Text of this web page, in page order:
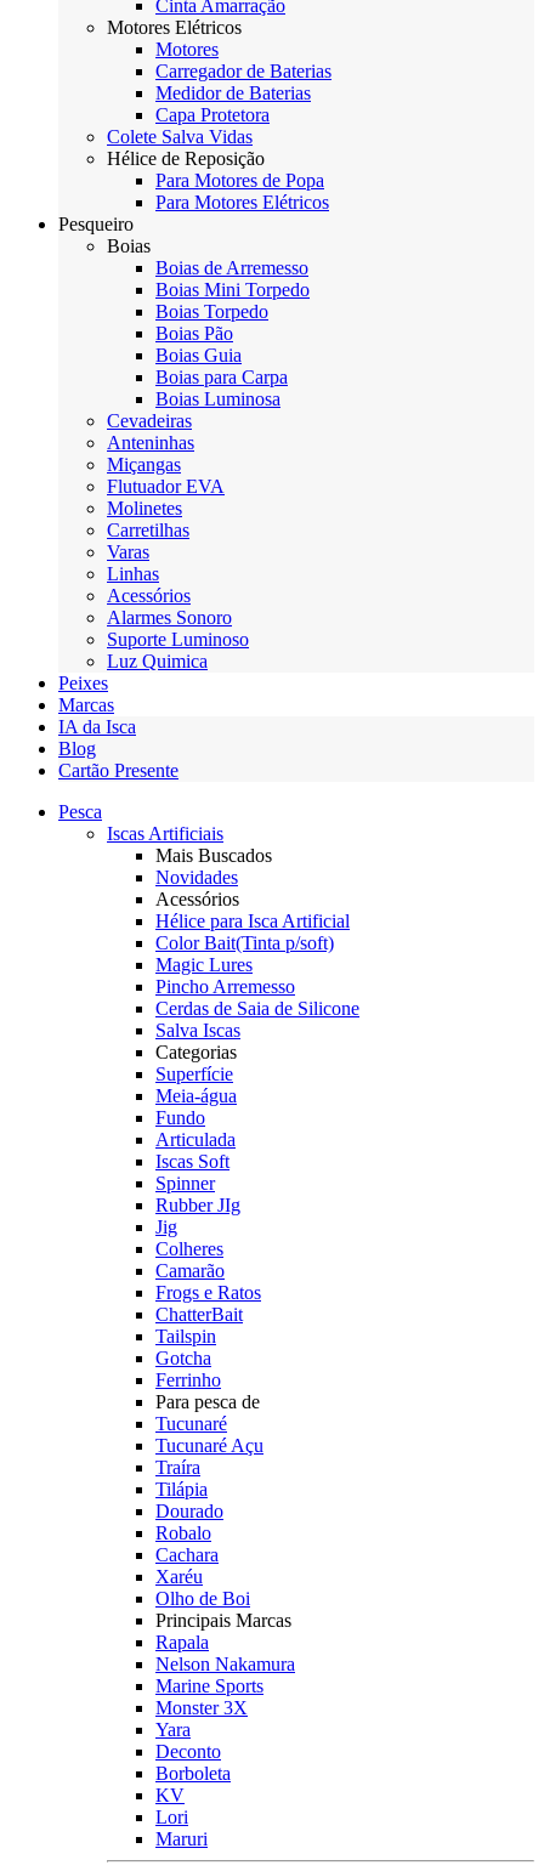
Cinta Amarração
Motores Elétricos
Motores
Carregador de Baterias
Medidor de Baterias
Capa Protetora
Colete Salva Vidas
Hélice de Reposição
Para Motores de Popa
Para Motores Elétricos
Pesqueiro
Boias
Boias de Arremesso
Boias Mini Torpedo
Boias Torpedo
Boias Pão
Boias Guia
Boias para Carpa
Boias Luminosa
Cevadeiras
Anteninhas
Miçangas
Flutuador EVA
Molinetes
Carretilhas
Varas
Linhas
Acessórios
Alarmes Sonoro
Suporte Luminoso
Luz Quimica
Peixes
Marcas
IA da Isca
Blog
Cartão Presente
Pesca
Iscas Artificiais
Mais Buscados
Novidades
Acessórios
Hélice para Isca Artificial
Color Bait(Tinta p/soft)
Magic Lures
Pincho Arremesso
Cerdas de Saia de Silicone
Salva Iscas
Categorias
Superfície
Meia-água
Fundo
Articulada
Iscas Soft
Spinner
Rubber JIg
Jig
Colheres
Camarão
Frogs e Ratos
ChatterBait
Tailspin
Gotcha
Ferrinho
Para pesca de
Tucunaré
Tucunaré Açu
Traíra
Tilápia
Dourado
Robalo
Cachara
Xaréu
Olho de Boi
Principais Marcas
Rapala
Nelson Nakamura
Marine Sports
Monster 3X
Yara
Deconto
Borboleta
KV
Lori
Maruri